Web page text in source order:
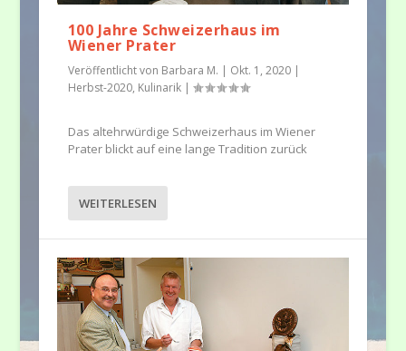
100 Jahre Schweizerhaus im
Wiener Prater
Veröffentlicht von Barbara M. | Okt. 1, 2020|
Herbst-2020, Kulinarik|
Das altehrwürdige Schweizerhaus im Wiener
Prater blickt auf eine lange Tradition zurück
WEITERLESEN